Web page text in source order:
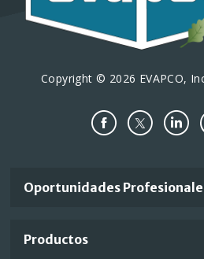
Copyright © 2026 EVAPCO,
Important
Footer
Oportunidades
Productos